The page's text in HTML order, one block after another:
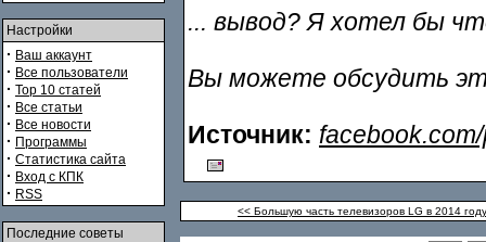
Настройки
· Ваш аккаунт
· Все пользователи
· Top 10 статей
· Все статьи
· Все новости
· Программы
· Статистика сайта
· Вход с КПК
· RSS
Последние советы
... вывод? Я хотел бы
Вы можете обсудить
Источник:
<< Большую часть телевизоров LG в 2014